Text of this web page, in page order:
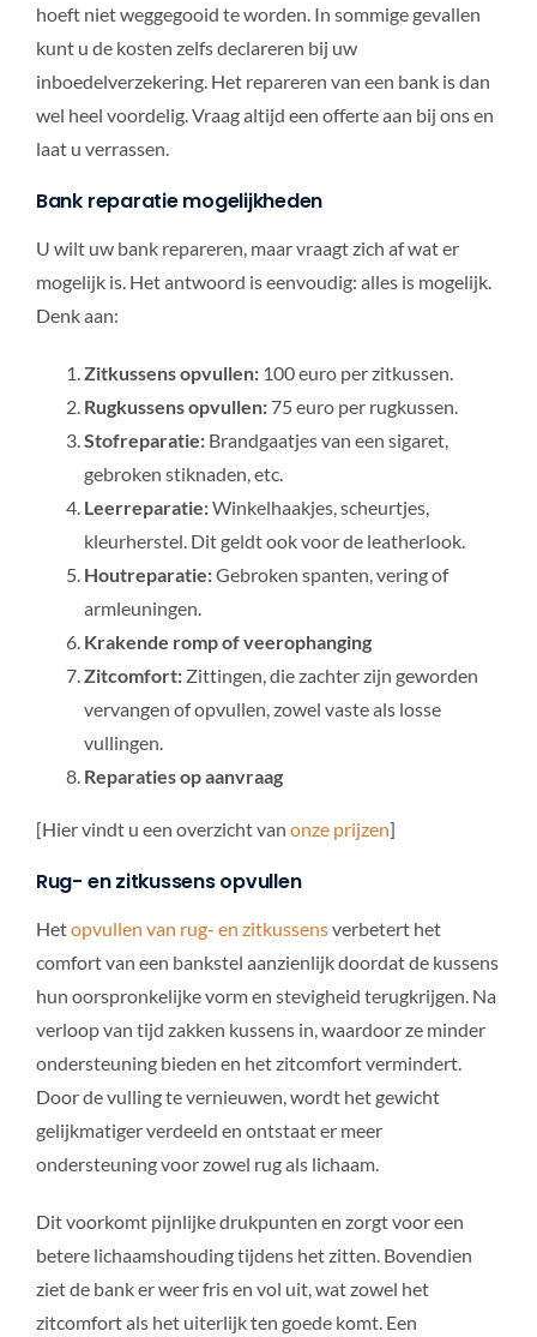
hoeft niet weggegooid te worden. In sommige gevallen
kunt u de kosten zelfs declareren bij uw
inboedelverzekering. Het repareren van een bank is dan
wel heel voordelig. Vraag altijd een offerte aan bij ons en
laat u verrassen.
Bank reparatie mogelijkheden
U wilt uw bank repareren, maar vraagt zich af wat er
mogelijk is. Het antwoord is eenvoudig: alles is mogelijk.
Denk aan:
Zitkussens opvullen:100 euro per zitkussen.
Rugkussens opvullen:75 euro per rugkussen.
Stofreparatie:Brandgaatjes van een sigaret,
gebroken stiknaden, etc.
Leerreparatie:Winkelhaakjes, scheurtjes,
kleurherstel. Dit geldt ook voor de leatherlook.
Houtreparatie:Gebroken spanten, vering of
armleuningen.
Krakende romp of veerophanging
Zitcomfort:Zittingen, die zachter zijn geworden
vervangen of opvullen, zowel vaste als losse
vullingen.
Reparaties op aanvraag
[Hier vindt u een overzicht van onze prijzen]
Rug- en zitkussens opvullen
Hetopvullen van rug- en zitkussensverbetert het
comfort van een bankstel aanzienlijk doordat de kussens
hun oorspronkelijke vorm en stevigheid terugkrijgen. Na
verloop van tijd zakken kussens in, waardoor ze minder
ondersteuning bieden en het zitcomfort vermindert.
Door de vulling te vernieuwen, wordt het gewicht
gelijkmatiger verdeeld en ontstaat er meer
ondersteuning voor zowel rug als lichaam.
Dit voorkomt pijnlijke drukpunten en zorgt voor een
betere lichaamshouding tijdens het zitten. Bovendien
ziet de bank er weer fris en vol uit, wat zowel het
zitcomfort als het uiterlijk ten goede komt. Een